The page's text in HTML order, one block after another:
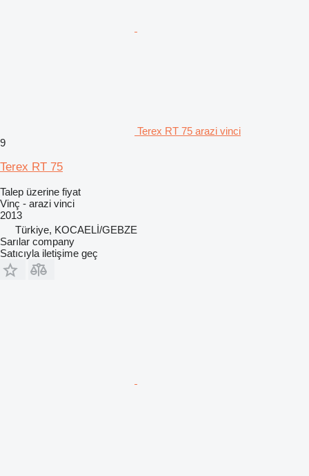
Terex RT 75 arazi vinci
9
Terex RT 75
Talep üzerine fiyat
Vinç - arazi vinci
2013
Türkiye, KOCAELİ/GEBZE
Sarılar company
Satıcıyla iletişime geç